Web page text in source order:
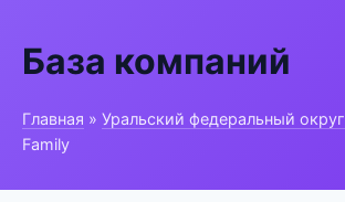
База компаний
Главная » Уральский федеральный округ
Family